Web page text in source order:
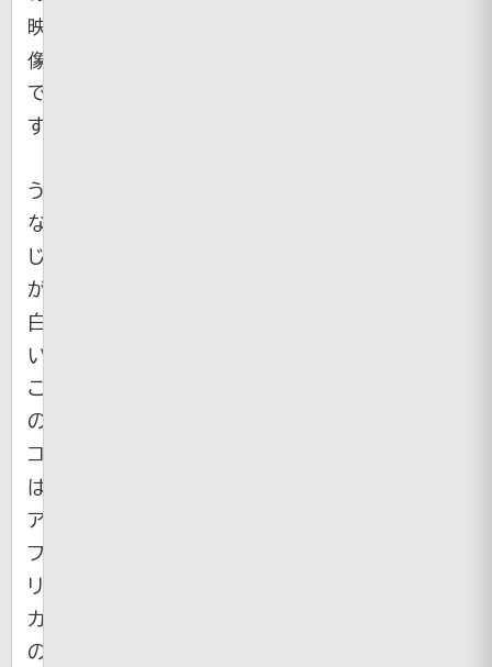
映
像
で
す。
う
な
じ
が
白
い
こ
の
コ
は
ア
フ
リ
カ
の